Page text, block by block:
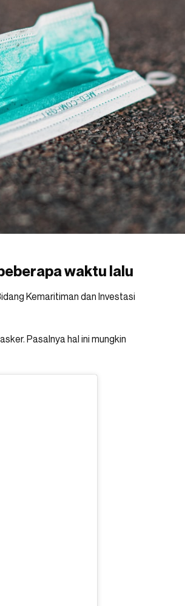
waktu lalu
Kemaritiman dan Investasi
Pasalnya hal ini mungkin